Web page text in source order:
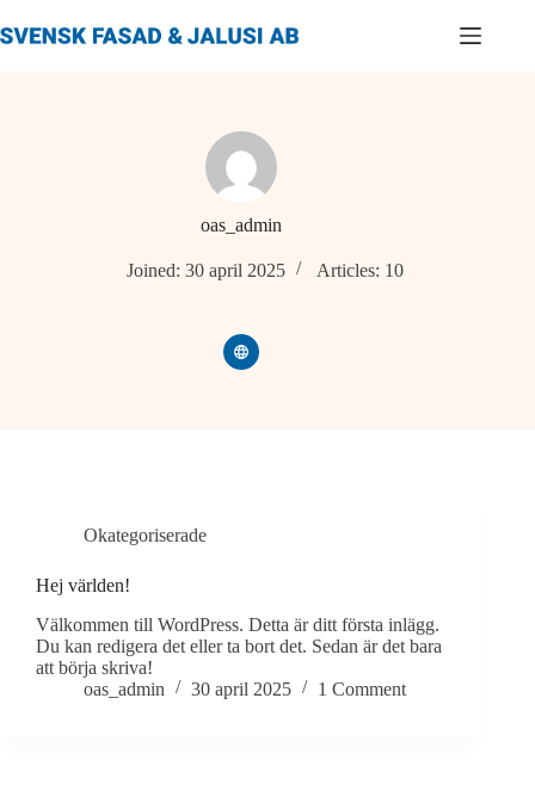
to
oas_admin
Joined: 30 april 2025 Articles: 10
Okategoriserade
Hej världen!
Välkommen till WordPress. Detta är ditt första inlägg.
Du kan redigera det eller ta bort det. Sedan är det bara
att börja skriva!
oas_admin
30 april 2025 1 Comment